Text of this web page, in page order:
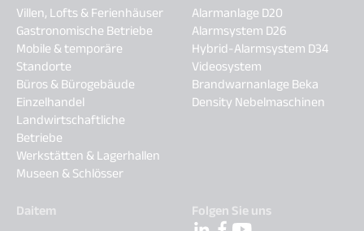
Villen, Lofts & Ferienhäuser
Gastronomische Betriebe
Mobile & temporäre
Standorte
Büros & Bürogebäude
Einzelhandel
Landwirtschaftliche
Betriebe
Werkstätten & Lagerhallen
Museen & Schlösser
Alarmanlage D20
Alarmsystem D26
Hybrid-Alarmsystem D34
Videosystem
Brandwarnanlage Beka
Density Nebelmaschinen
Daitem
Folgen Sie uns